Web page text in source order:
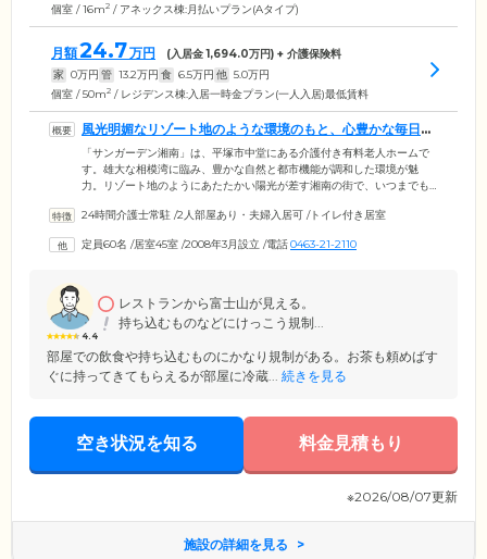
個室 / 16m2 / アネックス棟:月払いプラン(Aタイプ)
月額24.7万円 (入居金1,694.0万円) + 介護保険料
家 0万円 管 13.2万円 食 6.5万円 他 5.0万円
個室 / 50m2 / レジデンス棟:入居一時金プラン(一人入居)最低賃料
風光明媚なリゾート地のような環境のもと、心豊かな毎日を
お過ごしください
「サンガーデン湘南」は、平塚市中堂にある介護付き有料老人ホームで
す。雄大な相模湾に臨み、豊かな自然と都市機能が調和した環境が魅
力。リゾート地のようにあたたかい陽光が差す湘南の街で、いつまでも
のような高級感と安らぎに満ちた雰囲気を演出。館内には明るく広々と
然温泉を楽しめる大浴場などをご用意しました。その日の気分に合わせ
駆け付けます。
24時間介護士常駐 /2人部屋あり・夫婦入居可 /トイレ付き居室
定員60名 /居室45室 /2008年3月設立 /電話0463-21-2110
4.4
レストランから富士山が見える。
持ち込むものなどにけっこう規制...
部屋での飲食や持ち込むものにかなり規制がある。お茶も頼めばす
ぐに持ってきてもらえるが部屋に冷蔵... 続きを見る
空き状況を知る 料金見積もり
※2026/08/07更新
施設の詳細を見る